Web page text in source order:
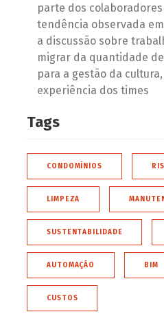
parte dos
tendência observada
a discussão sobre
migrar da quantidade
para a gestão da
experiência dos times
Tags
CONDOMÍNIOS
LIMPEZA
SUSTENTABILIDADE
AUTOMAÇÃO BIM
CUSTOS